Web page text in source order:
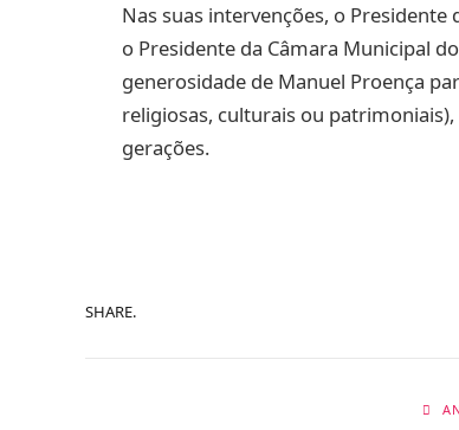
Nas suas intervenções, o Presidente
o Presidente da Câmara Municipal
generosidade de Manuel Proença
religiosas, culturais ou
gerações.
SHARE.